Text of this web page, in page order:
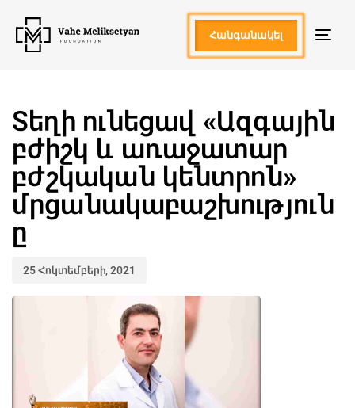
links
primary
content
Հանգանակել
Տեղի ունեցավ «Ազգային
բժիշկ և առաջատար
բժշկական կենտրոն»
մրցանակաբաշխություն
ը
25 Հոկտեմբերի, 2021